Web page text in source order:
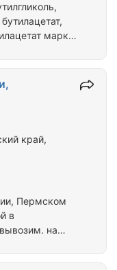
марка
сода
медный
натрия,
натрия,
Пермском
в
на
край,